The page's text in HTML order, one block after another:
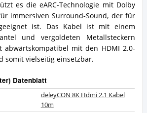
es die eARC-Technologie mit Dolby
immersiven Surround-Sound, der für
ist. Das Kabel ist mit einem
und vergoldeten Metallsteckern
abwärtskompatibel mit den HDMI 2.0-
somit vielseitig einsetzbar.
Datenblatt
deleyCON 8K Hdmi 2.1 Kabel
10m